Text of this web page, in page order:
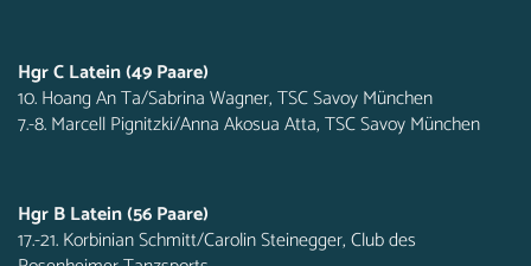
Hgr C Latein (49 Paare)
10. Hoang An Ta/Sabrina Wagner, TSC Savoy München
7.-8. Marcell Pignitzki/Anna Akosua Atta, TSC Savoy München
Hgr B Latein (56 Paare)
17.-21. Korbinian Schmitt/Carolin Steinegger, Club des